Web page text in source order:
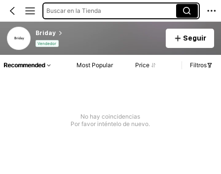
Buscar en la Tienda
Briday
Vendedor
Seguir
Recommended Most Popular Price Filtros
No hay coincidencias
Por favor inténtelo de nuevo.